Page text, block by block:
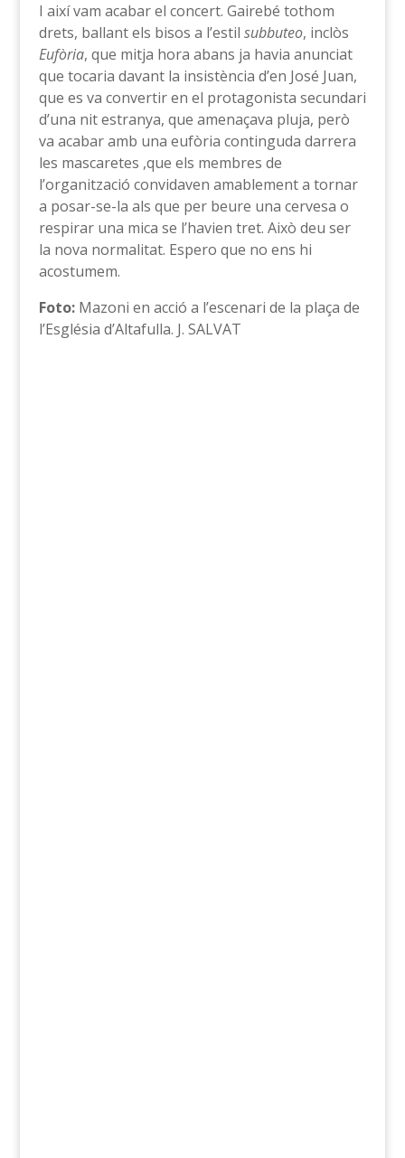
I així vam acabar el concert. Gairebé tothom
drets, ballant els bisos a l’estil subbuteo, inclòs
Eufòria, que mitja hora abans ja havia anunciat
que tocaria davant la insistència d’en José Juan,
que es va convertir en el protagonista secundari
d’una nit estranya, que amenaçava pluja, però
va acabar amb una eufòria continguda darrera
les mascaretes ,que els membres de
l’organització convidaven amablement a tornar
a posar-se-la als que per beure una cervesa o
respirar una mica se l’havien tret. Això deu ser
la nova normalitat. Espero que no ens hi
acostumem.
Foto:Mazoni en acció a l’escenari de la plaça de
l’Església d’Altafulla. J. SALVAT